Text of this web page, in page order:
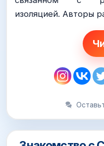
изоляцией. Авторы